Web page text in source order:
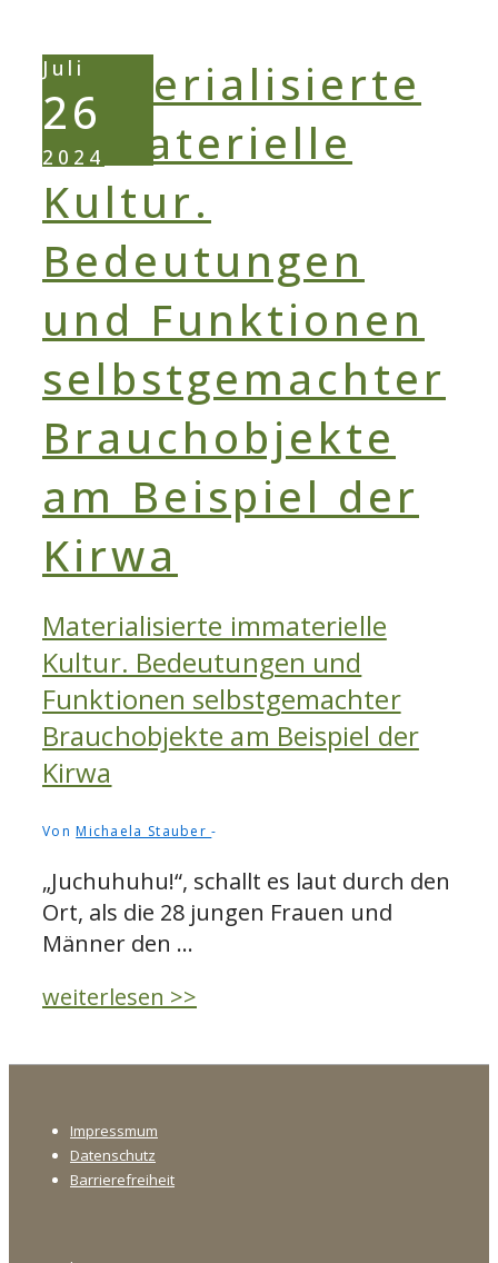
Bedeutungen
und
Funktionen
selbstgemachter
Brauchobjekte
|
Teil
Juli
26
2024
Materialisierte immaterielle
Kultur. Bedeutungen und
Funktionen selbstgemachter
Brauchobjekte am Beispiel der
Kirwa
VonMichaela Stauber
„Juchuhuhu!“, schallt es laut durch den
Ort, als die 28 jungen Frauen und
Männer den …
Materialisierte
Kultur.
und
Funktionen
selbstgemachter
weiterlesen >>
MenüImpressmum
Datenschutz
Barrierefreiheit